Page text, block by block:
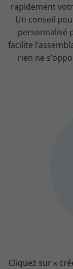
rapidement
Un conseil
personnalisé
facilite
rien ne
Cliquez sur «